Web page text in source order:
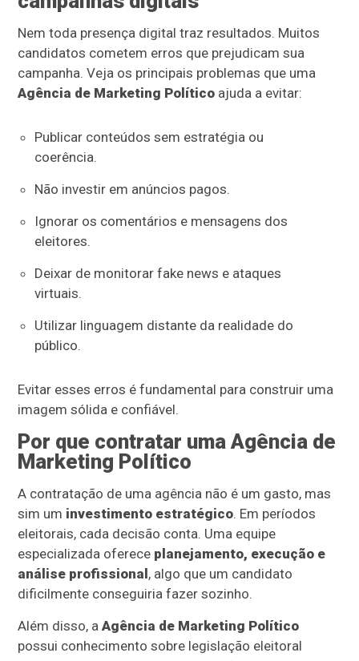
Nem toda presença digital traz resultados. Muitos
candidatos cometem erros que prejudicam sua
campanha. Veja os principais problemas que uma
Agência de Marketing Político ajuda a evitar:
Publicar conteúdos sem estratégia ou
coerência.
Não investir em anúncios pagos.
Ignorar os comentários e mensagens dos
eleitores.
Deixar de monitorar fake news e ataques
virtuais.
Utilizar linguagem distante da realidade do
público.
Evitar esses erros é fundamental para construir uma
imagem sólida e confiável.
Por que contratar uma Agência de
Marketing Político
A contratação de uma agência não é um gasto, mas
sim um investimento estratégico. Em períodos
eleitorais, cada decisão conta. Uma equipe
especializada oferece planejamento, execução e
análise profissional, algo que um candidato
dificilmente conseguiria fazer sozinho.
Além disso, aAgência de Marketing Político
possui conhecimento sobre legislação eleitoral